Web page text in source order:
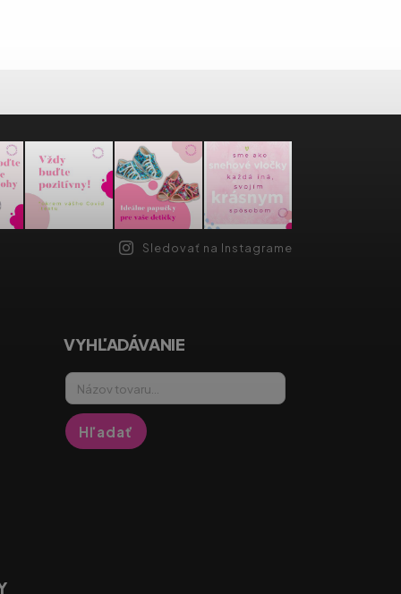
Sledovať na Instagrame
VYHĽADÁVANIE
Hľadať